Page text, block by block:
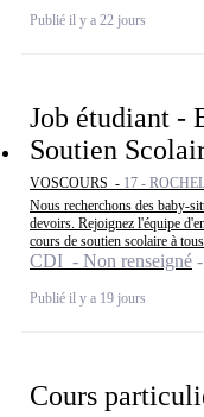
Publié il y a 22 jours
Job étudiant -
Soutien
VOSCOURS - 17 -
Nous recherchons des baby-
devoirs. Rejoignez l'équipe
cours de soutien scolaire à
CDI - Non renseigné
Publié il y a 19 jours
Cours